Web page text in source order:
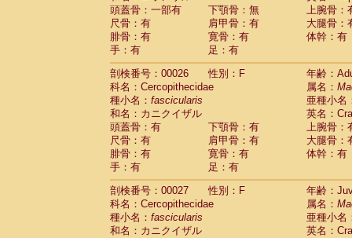
Atelidae Ateles geoffroyi
Atelidae Ateles paniscus
Atelidae Atelesspp.
Atelidae Lagothrix lagothricha
AtelidaeLagothrix lagothricha cana(0)
Pitheciidae
Cacajao calvus
PitheciidaeCallicebus cupreus(2)
Pitheciidae Callicebus donacophilus(0)
Pitheciidae Callicebus moloch(0)
Pitheciidae Callicebus torquatus(0)
Pitheciidae Callicebus
Pitheciidae Chiropotes satanas
Pitheciidae Pithecia monachus
Pitheciidae Pithecia pithecia (0)
Cercopithecidae Cercocebus agilis (0)
Cercopithecidae
Cercocebus
Cercopithecidae
Cercocebus
頭蓋骨：一部有
下顎骨：無
上腕骨：
尺骨：有
肩甲骨：有
大腿骨：
腓骨：有
寛骨：有
体幹：有
手：有
足：有
剖検番号：00026
性別：F
年齢：
科名：Cercopithecidae
属名：
種小名： fascicularis
亜種小名
和名：カニクイザル
英名：
頭蓋骨：有
下顎骨：有
上腕骨：
尺骨：有
肩甲骨：有
大腿骨：
腓骨：有
寛骨：有
体幹：有
手：有
足：有
剖検番号：00027
性別：F
年齢：
科名：Cercopithecidae
属名：
種小名： fascicularis
亜種小名
和名：カニクイザル
英名：